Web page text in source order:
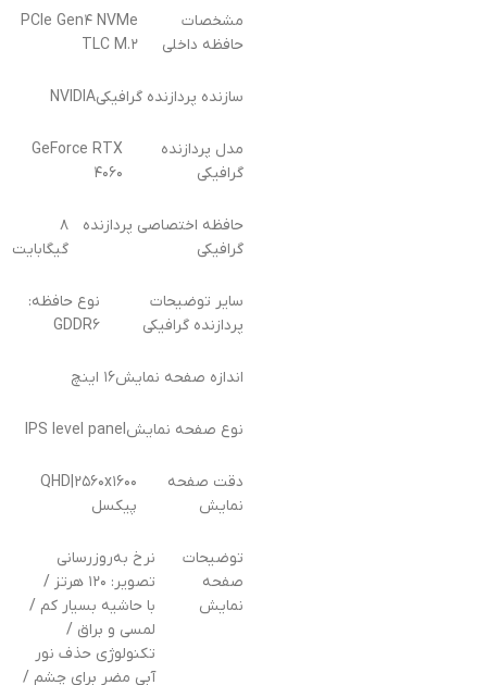
مشخصات
حافظه داخلی
PCIe Gen۴ NVMe
TLC M.۲
سازنده پردازنده گرافیکیNVIDIA
مدل پردازنده
گرافیکی
GeForce RTX
۴۰۶۰
حافظه اختصاصی پردازنده
گرافیکی
۸
گیگابایت
سایر توضیحات
پردازنده گرافیکی
نوع حافظه:
GDDR۶
اندازه صفحه نمایش۱۶ اینچ
نوع صفحه نمایشIPS level panel
دقت صفحه
نمایش
QHD|۲۵۶۰x۱۶۰۰
پیکسل
توضیحات
صفحه
نمایش
نرخ به‌روزرسانی
تصویر: ۱۲۰ هرتز /
با حاشیه بسیار کم /
لمسی و براق /
تکنولوژی حذف نور
آبی مضر برای چشم /